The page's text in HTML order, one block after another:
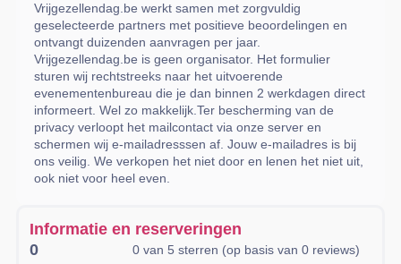
Vrijgezellendag.be werkt samen met zorgvuldig
geselecteerde partners met positieve beoordelingen en
ontvangt duizenden aanvragen per jaar.
Vrijgezellendag.be is geen organisator. Het formulier
sturen wij rechtstreeks naar het uitvoerende
evenementenbureau die je dan binnen 2 werkdagen direct
informeert. Wel zo makkelijk.Ter bescherming van de
privacy verloopt het mailcontact via onze server en
schermen wij e-mailadresssen af. Jouw e-mailadres is bij
ons veilig. We verkopen het niet door en lenen het niet uit,
ook niet voor heel even.
Informatie en reserveringen
0
0 van 5 sterren (op basis van 0 reviews)